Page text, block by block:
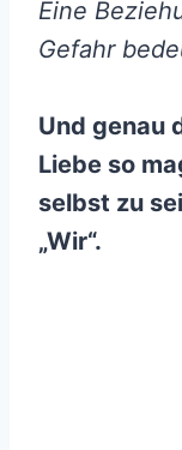
Eine
Gefahr
Und genau
Liebe so
selbst zu
„Wir“.